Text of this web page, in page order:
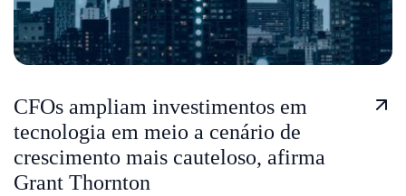
CFOs ampliam investimentos em
tecnologia em meio a cenário de
crescimento mais cauteloso, afirma
Grant Thornton